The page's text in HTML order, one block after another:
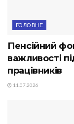
ГОЛОВНЕ
Пенсійний
важливості
працівників
11.07.2026